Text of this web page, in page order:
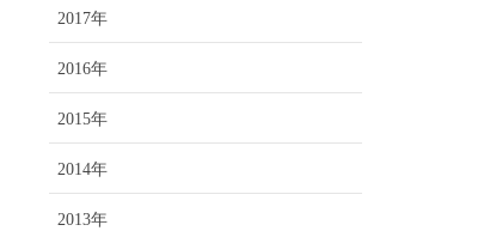
2017年
2016年
2015年
2014年
2013年